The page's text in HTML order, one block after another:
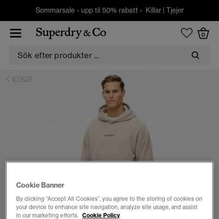
Sommarsale - upp til 50% rabatt - Killar| Tjejer
0
BYXOR
Cookie Banner
By clicking “Accept All Cookies”, you agree to the storing of cookies on
your device to enhance site navigation, analyze site usage, and assist
in our marketing efforts. Cookie Policy